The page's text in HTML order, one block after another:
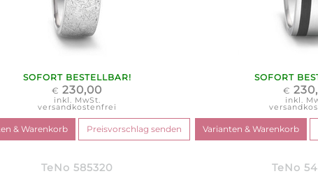
SOFORT BESTELLBAR!
€ 230,00
inkl. MwSt.
versandkostenfrei
SOFORT
€
inkl.
TeNo 585320 TeNo